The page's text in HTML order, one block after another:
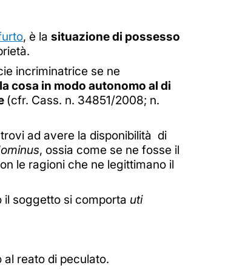
, è la situazione di possesso
incriminatrice se ne
cosa in modo autonomo al di
(cfr. Cass. n. 34851/2008; n.
ad avere la disponibilità di
, ossia come se ne fosse il
le ragioni che ne legittimano il
il soggetto si comporta uti
reato di peculato.